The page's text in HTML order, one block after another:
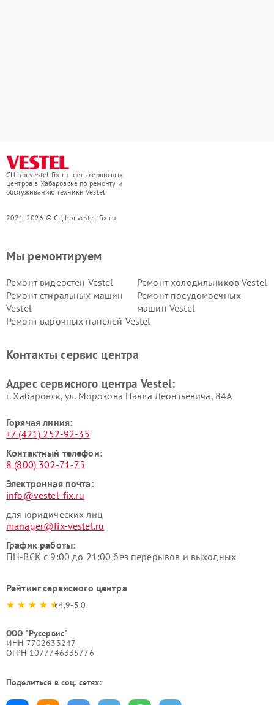
СЦ hbr.vestel-fix.ru - сеть сервисных
центров в Хабаровске по ремонту и
обслуживанию техники Vestel
2021-2026 © СЦ hbr.vestel-fix.ru
Мы ремонтируем
Ремонт видеостен Vestel
Ремонт холодильников Vestel
Ремонт стиральных машин
Vestel
Ремонт посудомоечных
машин Vestel
Ремонт варочных панелей Vestel
Контакты сервис центра
Адрес сервисного центра Vestel:
г. Хабаровск, ул. Морозова Павла Леонтьевича, 84А
Горячая линия:
+7 (421) 252-92-35
Контактный телефон:
8 (800) 302-71-75
Электронная почта:
info@vestel-fix.ru
для юридических лиц
manager@fix-vestel.ru
График работы:
ПН-ВСК с 9:00 до 21:00 без перерывов и выходных
Рейтинг сервисного центра
4.9-5.0
ООО "Русервис"
ИНН 7702633247
ОГРН 1077746335776
Поделиться в соц. сетях: